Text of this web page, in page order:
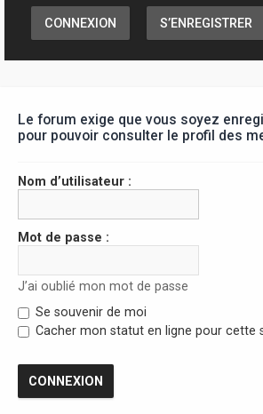
CONNEXION S’ENREGISTRER
Le forum exige que vous soyez
pour pouvoir consulter le profil des
Nom d’utilisateur :
Mot de passe :
J’ai oublié mon mot de passe
Se souvenir de moi
Cacher mon statut en ligne pour cette